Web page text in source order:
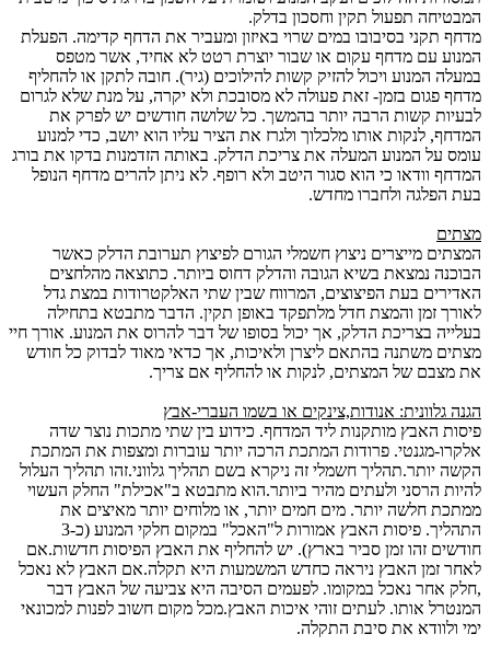
המבטיחה תפעול תקין וחסכון בדלק.
מדחף תקני בסיבובו במים שרוי באיזון ומעביר את הדחף קדימה. הפעלת
המנוע עם מדחף עקום או שבור יוצרת רטט לא אחיד, אשר מטפס
במעלה המנוע ויכול להזיק קשות להילוכים (גיר). חובה לתקן או להחליף
מדחף פגום בזמן- זאת פעולה לא מסובכת ולא יקרה, על מנת שלא לגרום
לבעיות קשות הרבה יותר בהמשך. כל שלושה חודשים יש לפרק את
המדחף, לנקות אותו מלכלוך ולגרז את הציר עליו הוא יושב, כדי למנוע
עומס על המנוע המעלה את צריכת הדלק. באותה הזדמנות בדקו את בורג
המדחף וודאו כי הוא סגור היטב ולא רופף. לא ניתן להרים מדחף הנופל
בעת הפלגה ולחברו מחדש.
מצתים
המצתים מייצרים ניצוץ חשמלי הגורם לפיצוץ תערובת הדלק כאשר
הבוכנה נמצאת בשיא הגובה והדלק דחוס ביותר. כתוצאה מהלחצים
האדירים בעת הפיצוצים, המרווח שבין שתי האלקטרודות במצת גדל
לאורך זמן והמצת חדל מלתפקד באופן תקין. הדבר מתבטא בתחילה
בעלייה בצריכת הדלק, אך יכול בסופו של דבר להרוס את המנוע. אורך חיי
מצתים משתנה בהתאם ליצרן ולאיכות, אך כדאי מאוד לבדוק כל חודש
את מצבם של המצתים, לנקות או להחליף אם צריך.
הגנה גלוונית: אנודות,צינקים או בשמו העברי-אבץ
פיסות האבץ מותקנות ליד המדחף. כידוע בין שתי מתכות נוצר שדה
אלקרו-מגנטי. פרודות המתכת הרכה יותר עוברות ומצפות את המתכת
הקשה יותר.תהליך חשמלי זה ניקרא בשם תהליך גלווני.זהו תהליך העלול
להיות הרסני ולעתים מהיר ביותר.הוא מתבטא ב"אכילת" החלק העשוי
ממתכת חלשה יותר. מים חמים יותר, או מלוחים יותר מאיצים את
התהליך. פיסות האבץ אמורות ל"האכל" במקום חלקי המנוע (כ-3
חודשים זהו זמן סביר בארץ). יש להחליף את האבץ הפיסות חדשות.אם
לאחר זמן האבץ ניראה כחדש המשמעות היא תקלה.אם האבץ לא נאכל
,חלק אחר נאכל במקומו. לפעמים הסיבה היא צביעה של האבץ דבר
המנטרל אותו. לעתים זוהי איכות האבץ.מכל מקום חשוב לפנות למכונאי
ימי ולוודא את סיבת התקלה.